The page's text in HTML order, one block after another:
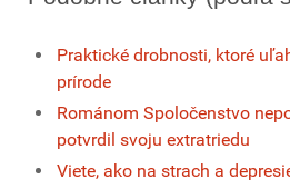
Praktické drobnosti, ktoré
prírode
Románom Spoločenstvo
potvrdil svoju extratriedu
Viete, ako na strach a